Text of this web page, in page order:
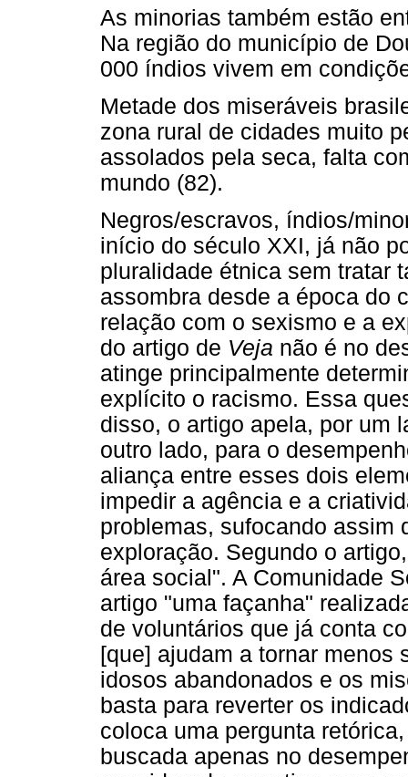
As minorias também estão
Na região do município de
000 índios vivem em
Metade dos miseráveis
zona rural de cidades muito
assolados pela seca, falta
mundo (82).
Negros/escravos, índios/
início do século XXI, já não
pluralidade étnica sem tratar
assombra desde a época do
relação com o sexismo e a
do artigo de Veja não é no
atinge principalmente
explícito o racismo. Essa
disso, o artigo apela, por um
outro lado, para o
aliança entre esses dois
impedir a agência e a
problemas, sufocando assim
exploração. Segundo o
área social". A Comunidade
artigo "uma façanha"
de voluntários que já conta
[que] ajudam a tornar menos
idosos abandonados e os
basta para reverter os
coloca uma pergunta
buscada apenas no